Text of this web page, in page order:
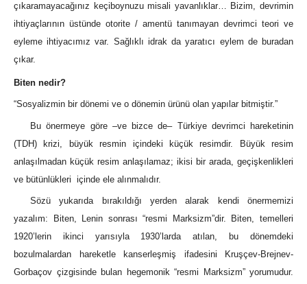
çıkaramayacağınız keçiboynuzu misali yavanlıklar… Bizim, devrimin
ihtiyaçlarının üstünde otorite / amentü tanımayan devrimci teori ve
eyleme ihtiyacımız var. Sağlıklı idrak da yaratıcı eylem de buradan
çıkar.
Biten nedir?
“Sosyalizmin bir dönemi ve o dönemin ürünü olan yapılar bitmiştir.”
Bu önermeye göre –ve bizce de– Türkiye devrimci hareketinin
(TDH) krizi, büyük resmin içindeki küçük resimdir. Büyük resim
anlaşılmadan küçük resim anlaşılamaz; ikisi bir arada, geçişkenlikleri
ve bütünlükleri içinde ele alınmalıdır.
Sözü yukarıda bırakıldığı yerden alarak kendi önermemizi
yazalım: Biten, Lenin sonrası “resmi Marksizm”dir. Biten, temelleri
1920’lerin ikinci yarısıyla 1930’larda atılan, bu dönemdeki
bozulmalardan hareketle kanserleşmiş ifadesini Kruşçev-Brejnev-
Gorbaçov çizgisinde bulan hegemonik “resmi Marksizm” yorumudur.